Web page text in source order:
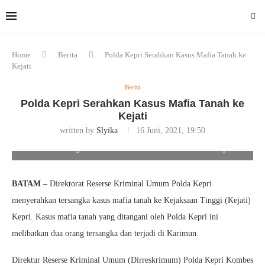
Home Berita
Polda Kepri Serahkan Kasus Mafia Tanah ke
Kejati
Berita
Polda Kepri Serahkan Kasus Mafia Tanah ke
Kejati
written by Slyika
16 Juni, 2021, 19:50
BATAM – Direktorat Reserse Kriminal Umum Polda Kepri
menyerahkan tersangka kasus mafia tanah ke Kejaksaan Tinggi (Kejati)
Kepri. Kasus mafia tanah yang ditangani oleh Polda Kepri ini
melibatkan dua orang tersangka dan terjadi di Karimun.
Direktur Reserse Kriminal Umum (Dirreskrimum) Polda Kepri Kombes